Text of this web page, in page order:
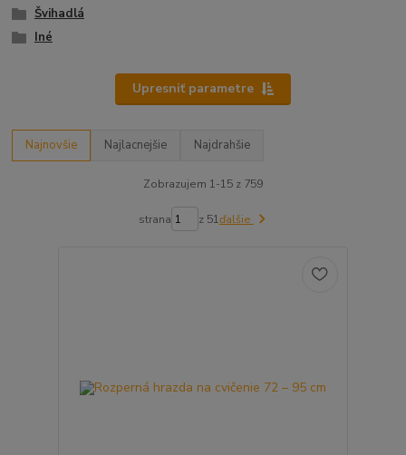
Švihadlá
Iné
Upresniť parametre
Najnovšie Najlacnejšie Najdrahšie
Zobrazujem 1-15 z 759
strana z 51ďalšie